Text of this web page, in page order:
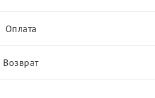
Оплата
Возврат